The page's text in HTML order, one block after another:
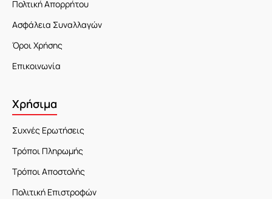
Πολτική Απορρήτου
Ασφάλεια Συναλλαγών
Όροι Χρήσης
Επικοινωνία
Χρήσιμα
Συχνές Ερωτήσεις
Τρόποι Πληρωμής
Τρόποι Αποστολής
Πολιτική Επιστροφών